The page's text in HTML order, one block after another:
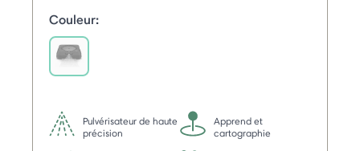
Couleur:
Pulvérisateur de haute
précision
Apprend et
cartographie